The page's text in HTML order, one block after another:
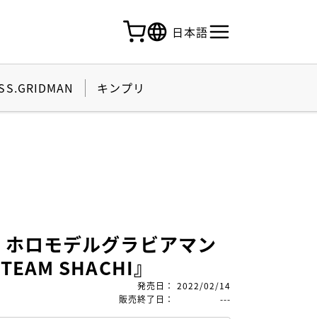
日本語
キンプリ
ロモデルグラビアマン
SHACHI』
発売日 ： 2022/02/14
販売終了日 ： ---